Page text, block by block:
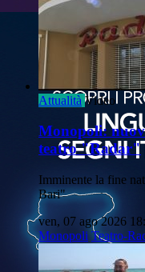
Attualità Video
Monopoli:
teatro "Radar"
Imminente la fine
Bari"
ven, 07 ago 2026
Monopoli Teatro-